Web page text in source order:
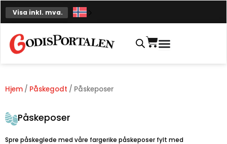
Hopp
til
Visa inkl. mva.
Handlekurv
Hjem / Påskegodt / Påskeposer
Påskeposer
Spre påskeglede med våre fargerike påskeposer fylt med